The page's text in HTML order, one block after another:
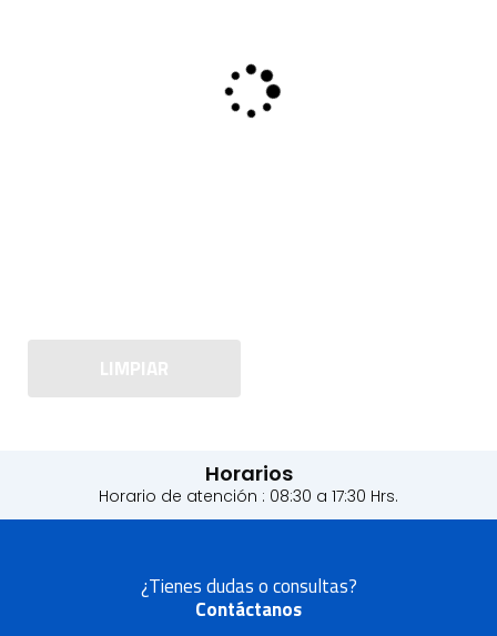
LIMPIAR
Horarios
Horario de atención : 08:30 a 17:30 Hrs.
¿Tienes dudas o consultas?
Contáctanos